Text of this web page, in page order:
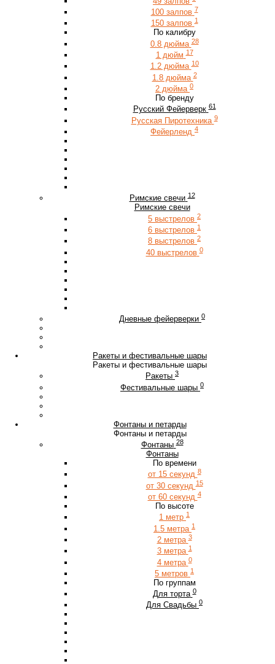
100 залпов 7
150 залпов 1
По калибру
0.8 дюйма 28
1 дюйм 17
1.2 дюйма 10
1.8 дюйма 2
2 дюйма 0
По бренду
Русский Фейерверк 61
Русская Пиротехника 9
Фейерленд 4
Римские свечи 12
Римские свечи
5 выстрелов 2
6 выстрелов 1
8 выстрелов 2
40 выстрелов 0
Дневные фейерверки 0
Ракеты и фестивальные шары
Ракеты и фестивальные шары
Ракеты 3
Фестивальные шары 0
Фонтаны и петарды
Фонтаны и петарды
Фонтаны 28
Фонтаны
По времени
от 15 секунд 8
от 30 секунд 15
от 60 секунд 4
По высоте
1 метр 1
1.5 метра 1
2 метра 3
3 метра 1
4 метра 0
5 метров 1
По группам
Для торта 0
Для Свадьбы 0